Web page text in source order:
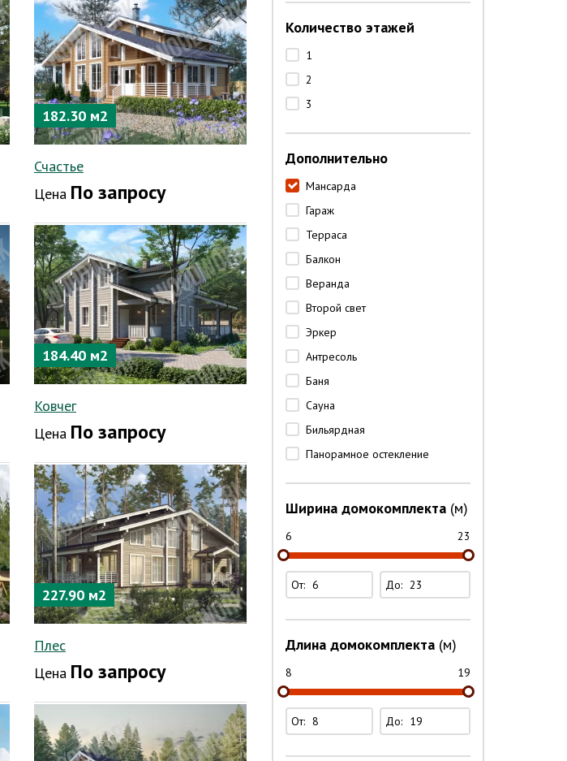
Количество этажей
1
2
3
Дополнительно
Мансарда
Гараж
Терраса
Балкон
Веранда
Второй свет
Эркер
Антресоль
Баня
Сауна
Бильярдная
Панорамное остекление
Ширина домокомплекта(м)
6 23
От: До:
Длина домокомплекта(м)
8 19
От: До:
182.30 м2
Счастье
Цена По запросу
184.40 м2
Ковчег
Цена По запросу
227.90 м2
Плес
Цена По запросу